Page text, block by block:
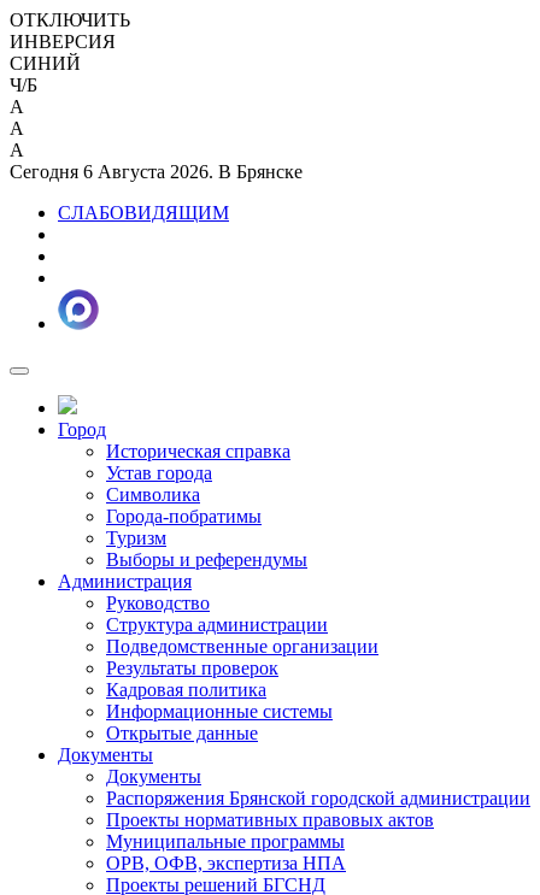
ОТКЛЮЧИТЬ
ИНВЕРСИЯ
СИНИЙ
Ч/Б
A
A
A
Сегодня 6 Августа 2026. В Брянске
СЛАБОВИДЯЩИМ
Город
Историческая справка
Устав города
Символика
Города-побратимы
Туризм
Выборы и референдумы
Администрация
Руководство
Структура администрации
Подведомственные организации
Результаты проверок
Кадровая политика
Информационные системы
Открытые данные
Документы
Документы
Распоряжения Брянской городской администрации
Проекты нормативных правовых актов
Муниципальные программы
ОРВ, ОФВ, экспертиза НПА
Проекты решений БГСНД